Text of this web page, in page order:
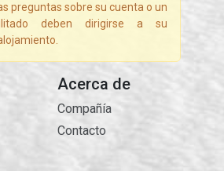
preguntas sobre su cuenta o un
deben dirigirse a su
Acerca de
Compañía
Contacto